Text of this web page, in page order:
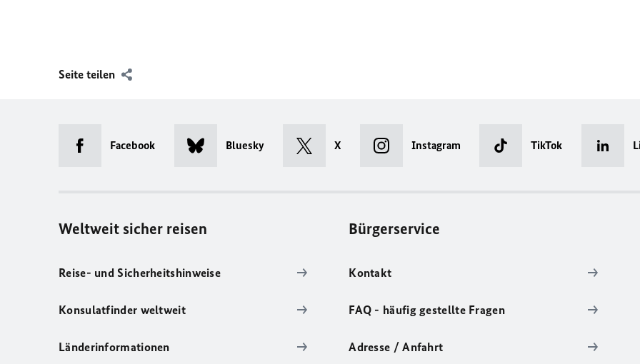
Seite teilen
Facebook Bluesky X Instagram TikTok
Weltweit sicher reisen
Reise- und Sicherheitshinweise
Konsulatfinder weltweit
Länderinformationen
Bürgerservice
Kontakt
FAQ - häufig gestellte Fragen
Adresse / Anfahrt